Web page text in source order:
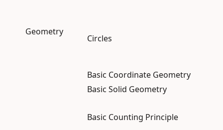
Geometry
Circles
Basic Coordinate Geometry
Basic Solid Geometry
Basic Counting Principle